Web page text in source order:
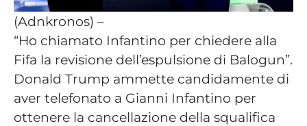
(Adnkronos) –
“Ho chiamato Infantino per chiedere alla
Fifa la revisione dell’espulsione di Balogun”.
Donald Trump ammette candidamente di
aver telefonato a Gianni Infantino per
ottenere la cancellazione della squalifica